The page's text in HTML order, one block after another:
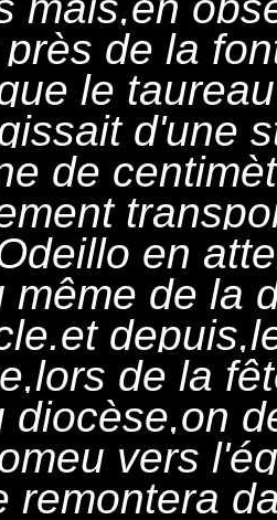
de la
le
d'une
de
en
même de la
de la
diocèse,on
vers
remontera